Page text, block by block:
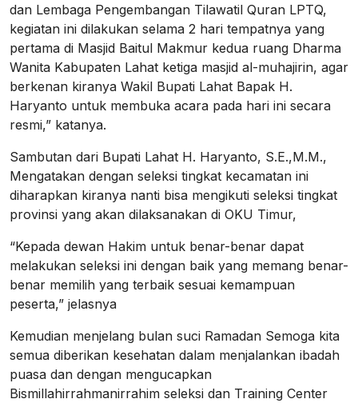
dan Lembaga Pengembangan Tilawatil Quran LPTQ,
kegiatan ini dilakukan selama 2 hari tempatnya yang
pertama di Masjid Baitul Makmur kedua ruang Dharma
Wanita Kabupaten Lahat ketiga masjid al-muhajirin, agar
berkenan kiranya Wakil Bupati Lahat Bapak H.
Haryanto untuk membuka acara pada hari ini secara
resmi,” katanya.
Sambutan dari Bupati Lahat H. Haryanto, S.E.,M.M.,
Mengatakan dengan seleksi tingkat kecamatan ini
diharapkan kiranya nanti bisa mengikuti seleksi tingkat
provinsi yang akan dilaksanakan di OKU Timur,
“Kepada dewan Hakim untuk benar-benar dapat
melakukan seleksi ini dengan baik yang memang benar-
benar memilih yang terbaik sesuai kemampuan
peserta,” jelasnya
Kemudian menjelang bulan suci Ramadan Semoga kita
semua diberikan kesehatan dalam menjalankan ibadah
puasa dan dengan mengucapkan
Bismillahirrahmanirrahim seleksi dan Training Center